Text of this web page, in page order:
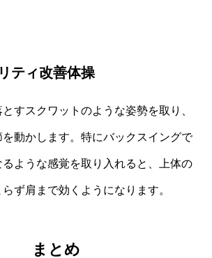
ティ改善体操
すスクワットのような姿勢を取り、
動かします。特にバックスイングで
ような感覚を取り入れると、上体の
ず肩まで効くようになります。
まとめ